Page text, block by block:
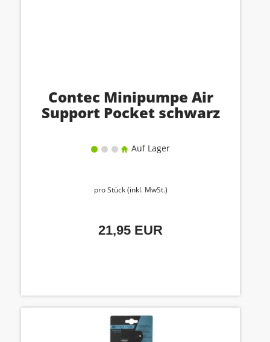
Contec Minipumpe Air
Support Pocket schwarz
Auf Lager
pro Stück (inkl. MwSt.)
21,95 EUR